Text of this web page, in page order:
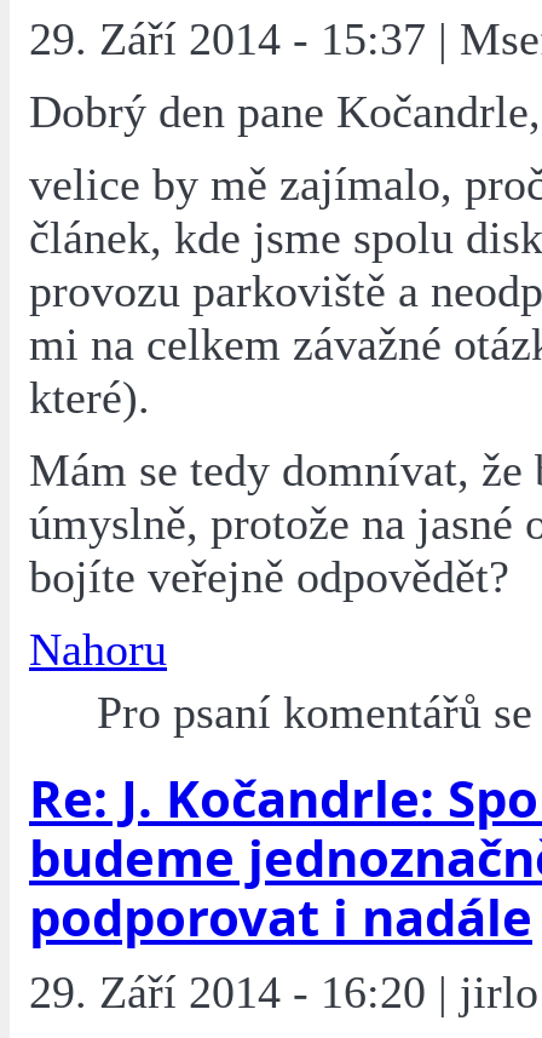
29. Září 2014 - 15:37 |
Dobrý den pane Kočandrle,
velice by mě zajímalo,
článek, kde jsme spolu
provozu parkoviště a
mi na celkem závažné
které).
Mám se tedy domnívat, že
úmyslně, protože na jasné
bojíte veřejně odpovědět?
Nahoru
Pro psaní komentářů
Re: J. Kočandrle:
budeme
podporovat i nadále
29. Září 2014 - 16:20 | jirlo